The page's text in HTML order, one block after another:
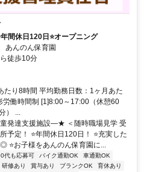
間休日120日⭐オープニング
あんのん保育園
徒歩10分
たり8時間 平均勤務日数：1ヶ月あた
労働時間制 [1]8:00～17:00（休憩60
） ...
発達支援施設―★ ＜随時職場見学 受
予定！ ⭐年間休日120日！ ⭐充実した
⭐お子様をあんのん保育園に...
代も応募可 バイク通勤OK
車通勤OK
研修あり 賞与あり ブランクOK
育休あり